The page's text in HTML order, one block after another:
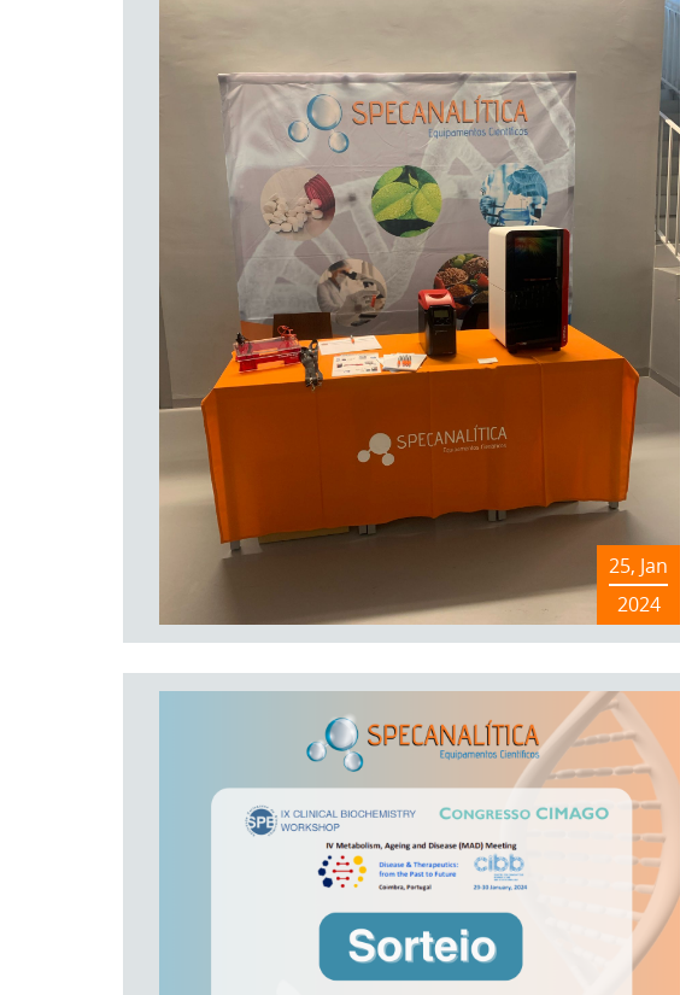
25, Jan
2024